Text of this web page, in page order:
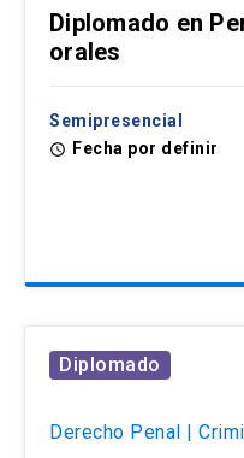
Diplomado en
orales
Semipresencial
access_time Fecha por definir
Diplomado
Derecho Penal |